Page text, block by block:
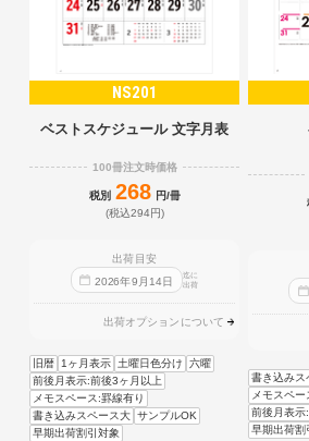
NS201
ベストスケジュール 文字月表
100冊注文時価格
税別 268 円/冊
(税込294円)
出荷目安
2026年9 月 14日
迄に
出荷
出荷オプションについて
旧暦 1ヶ月表示 土曜日色分け
六曜
前後月表示:前後3ヶ月以上
メモスペース:罫線有り
書き込みスペース大 サンプルOK
早期出荷割引対象
書き込みス
メモスペ
前後月表示
早期出荷割